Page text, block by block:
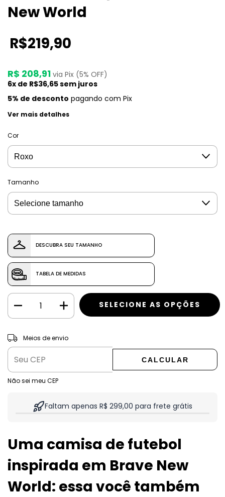
New World
R$219,90
R$ 208,91 via Pix (5% OFF)
6x de R$36,65sem juros
5% de desconto pagando com Pix
Ver mais detalhes
Cor
Tamanho
DESCUBRA SEU TAMANHO
TABELA DE MEDIDAS
Entregas para o CEP:
Meios de envio
CALCULAR
Não sei meu CEP
Faltam apenas R$ 299,00 para frete grátis
Uma camisa de futebol
inspirada em Brave New
World: essa você também